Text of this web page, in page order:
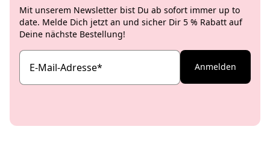
Mit unserem Newsletter bist Du ab sofort immer up to
date. Melde Dich jetzt an und sicher Dir 5 % Rabatt auf
Deine nächste Bestellung!
E-Mail-Adresse* Anmelden